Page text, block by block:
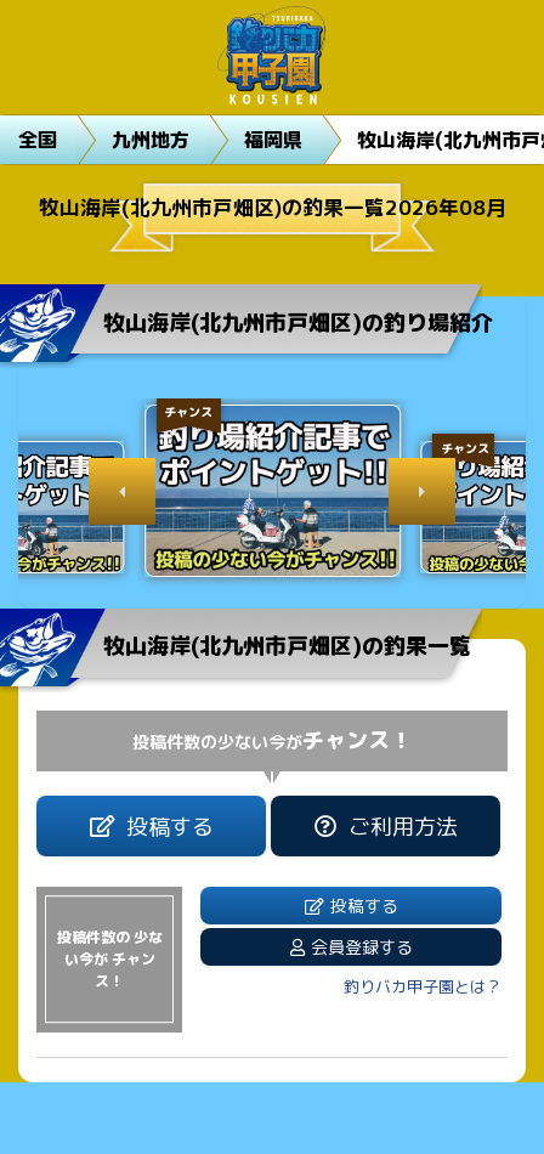
全国 九州地方 福岡県 牧山海岸(北九州市
牧山海岸(北九州市戸畑区)の釣果一覧2026年08月
牧山海岸(北九州市戸畑区)の釣り場紹介
チャンス
チャンス
牧山海岸(北九州市戸畑区)の釣果一覧
投稿件数の少ない今がチャンス！
投稿する ご利用方法
投稿件数の 少な
い今が チャン
ス！
投稿する
会員登録する
釣りバカ甲子園とは？